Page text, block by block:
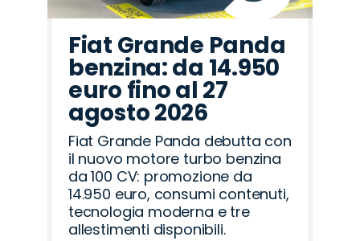
Fiat Grande Panda
benzina: da 14.950
euro fino al 27
agosto 2026
Fiat Grande Panda debutta con
il nuovo motore turbo benzina
da 100 CV: promozione da
14.950 euro, consumi contenuti,
tecnologia moderna e tre
allestimenti disponibili.